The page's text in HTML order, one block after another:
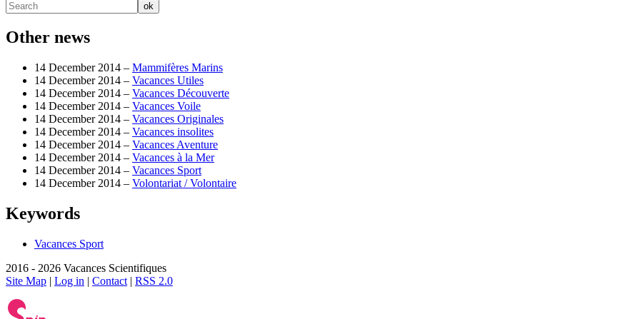
Other news
14 December 2014 – Mammifères Marins
14 December 2014 – Vacances Utiles
14 December 2014 – Vacances Découverte
14 December 2014 – Vacances Voile
14 December 2014 – Vacances Originales
14 December 2014 – Vacances insolites
14 December 2014 – Vacances Aventure
14 December 2014 – Vacances à la Mer
14 December 2014 – Vacances Sport
14 December 2014 – Volontariat / Volontaire
Keywords
Vacances Sport
2016 - 2026 Vacances Scientifiques
Site Map | Log in | Contact | RSS 2.0